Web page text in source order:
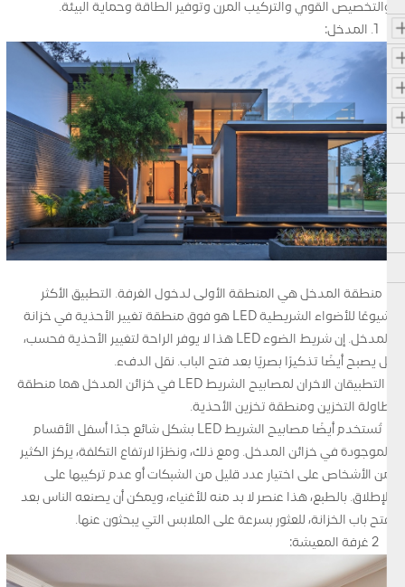
والتخصيص القوي والتركيب المرن وتوفير الطاقة وحماية البيئة.
• منطقة المدخل هي المنطقة الأولى لدخول الغرفة. التطبيق الأكثر
شيوعًا للأضواء الشريطية LED هو فوق منطقة تغيير الأحذية في خزانة
المدخل. إن شريط الضوء LED هذا لا يوفر الراحة لتغيير الأحذية فحسب،
بل يصبح أيضًا تذكيرًا بصريًا بعد فتح الباب. نقل الدفء.
•التطبيقان الآخران لمصابيح الشريط LED في خزائن المدخل هما منطقة
طاولة التخزين ومنطقة تخزين الأحذية.
• تُستخدم أيضًا مصابيح الشريط LED بشكل شائع جدًا أسفل الأقسام
الموجودة في خزائن المدخل. ومع ذلك، ونظرًا لارتفاع التكلفة، يركز الكثير
من الأشخاص على اختيار عدد قليل من الشبكات أو عدم تركيبها على
الإطلاق. بالطبع، هذا عنصر لا بد منه للأغنياء، ويمكن أن يصنعه الناس بعد
فتح باب الخزانة، للعثور بسرعة على الملابس التي يبحثون عنها.